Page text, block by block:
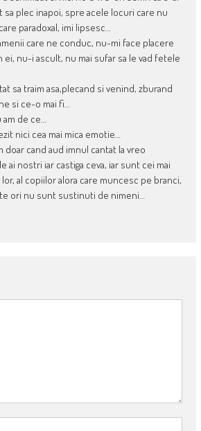
sa plec inapoi, spre acele locuri care nu
paradoxal, imi lipsesc…
care ne conduc, nu-mi face placere
ei, nu-i ascult, nu mai sufar sa le vad fetele
sa traim asa,plecand si venind, zburand
si ce-o mai fi…
am de ce…
nici cea mai mica emotie…
doar cand aud imnul cantat la vreo
ai nostri iar castiga ceva, iar sunt cei mai
al copiilor alora care muncesc pe branci,
ori nu sunt sustinuti de nimeni…